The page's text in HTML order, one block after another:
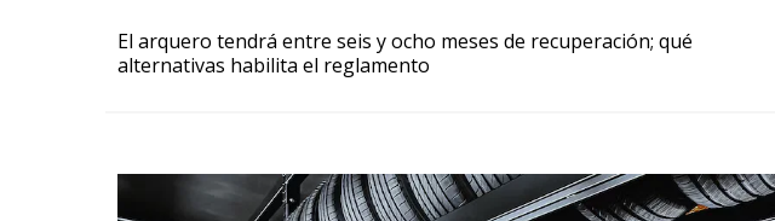
El arquero tendrá entre seis y ocho meses de recuperación; qué
alternativas habilita el reglamento